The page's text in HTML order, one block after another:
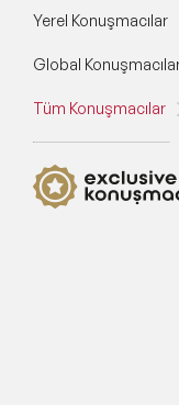
Yerel Konuşmacılar
Global
Tüm Konuşmacılar